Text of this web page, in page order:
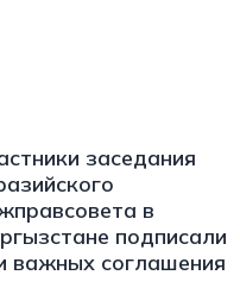
заседания
в
подписали
важных соглашения